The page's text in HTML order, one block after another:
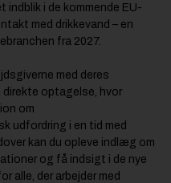
indblik i de kommende EU-
med drikkevand – en
fra 2027.
med deres
optagelse, hvor
om
udfordring i en tid med
kan du opleve indlæg om
og få indsigt i de nye
alle, der arbejder med